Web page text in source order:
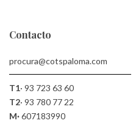
Contacto
procura@cotspaloma.com
T1· 93 723 63 60
T2· 93 780 77 22
M·607183990